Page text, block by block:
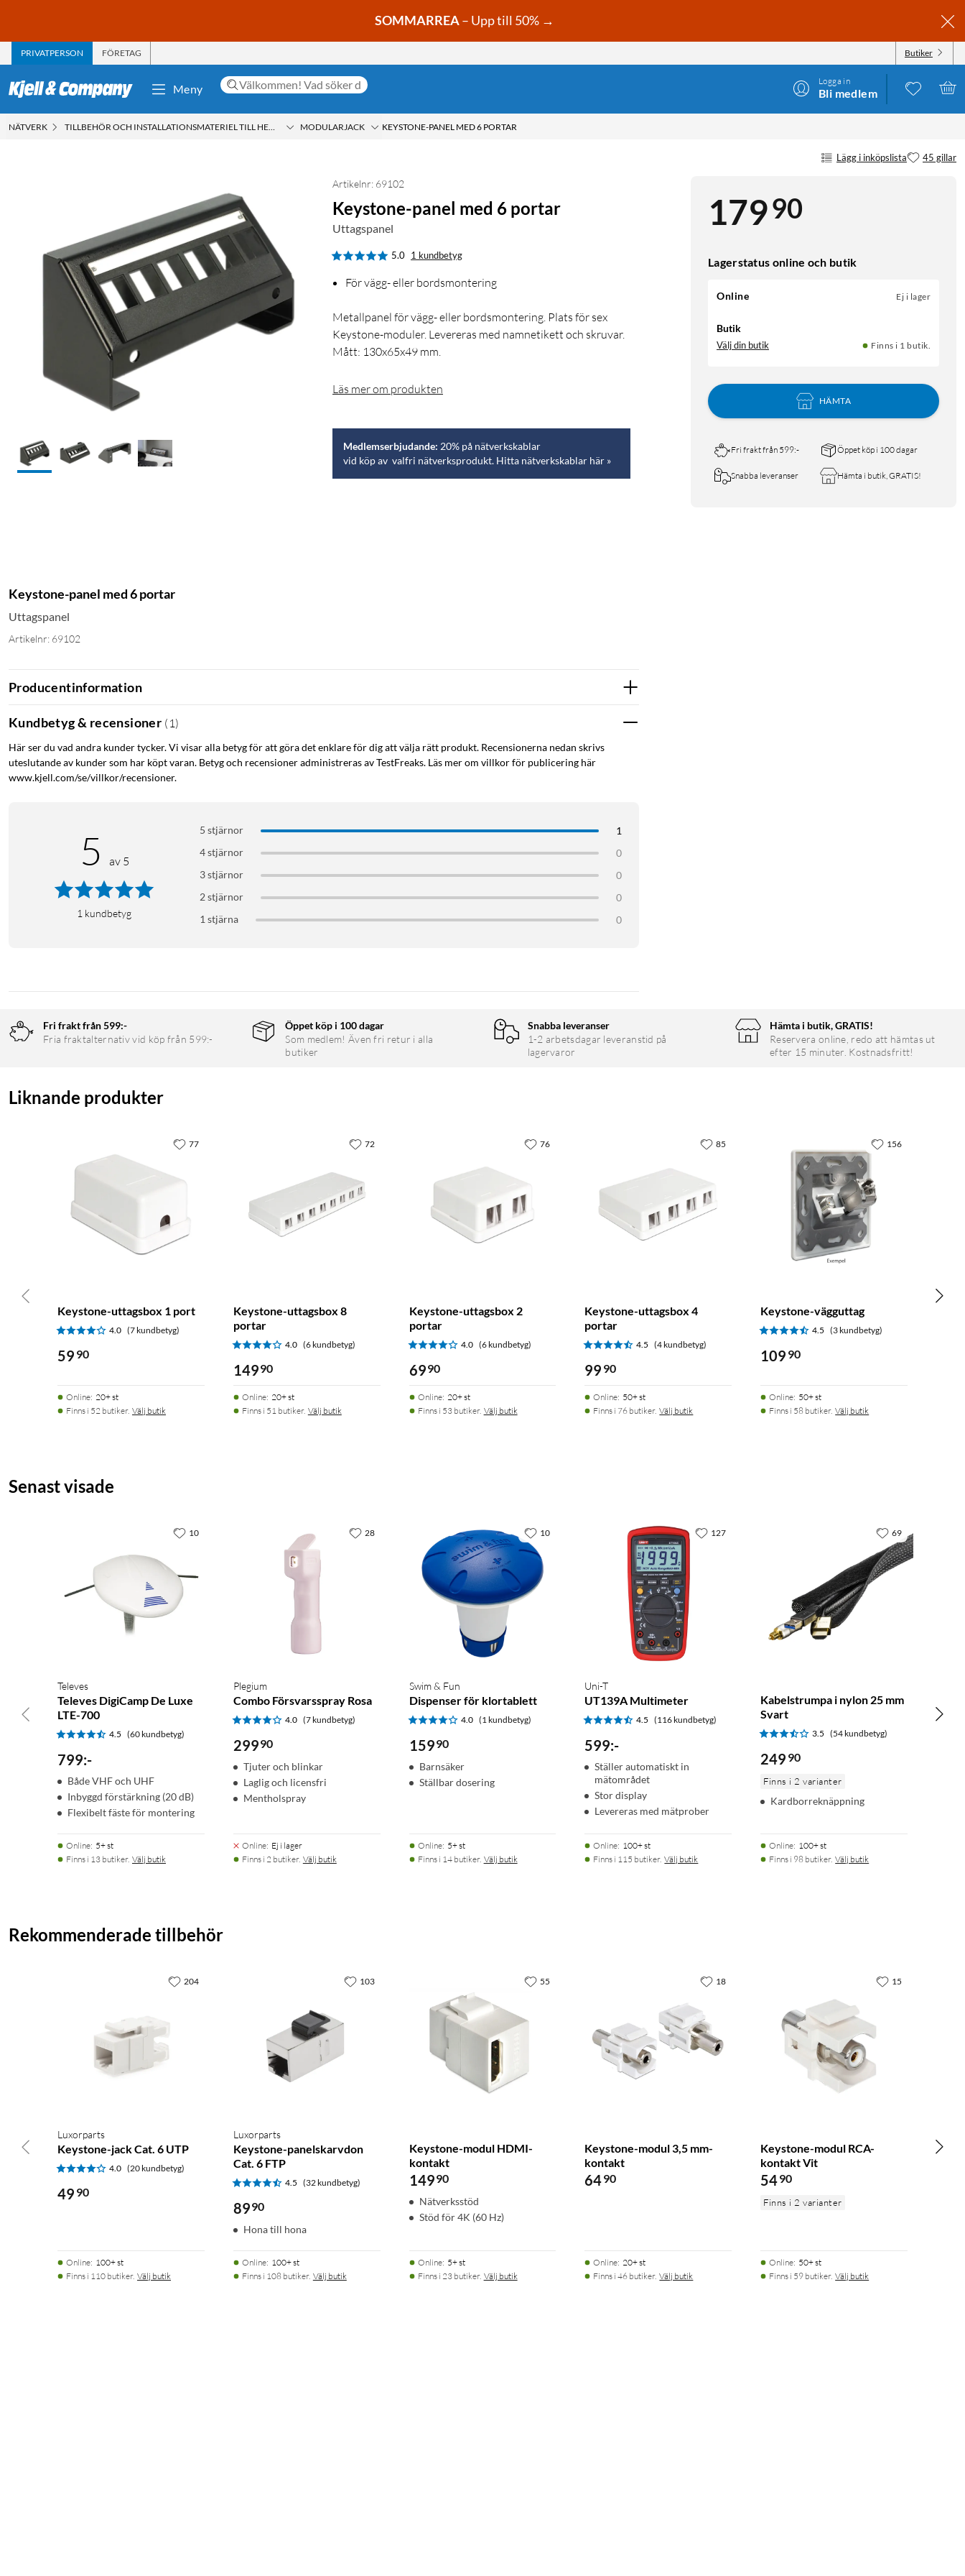
SOMMARREA– Upp till 50% →
PRIVATPERSON FÖRETAG Butiker
Meny
Logga in
Bli medlem
NÄTVERK TILLBEHÖR OCH INSTALLATIONSMATERIEL TILL HEMNÄTVERKMODULARJACK KEYSTONE-PANEL MED 6 PORTAR
Lägg i inköpslista 45 gillar
17990
Lagerstatus online och butik
Online Ej i lager
Butik
Välj din butik Finns i 1 butik.
HÄMTA
Fri frakt från 599:- Öppet köp i 100 dagar
Snabba leveranser Hämta i butik, GRATIS!
Artikelnr: 69102
Keystone-panel med 6 portar
Uttagspanel
5.0 1 kundbetyg
För vägg- eller bordsmontering
Metallpanel för vägg- eller bordsmontering. Plats för sex
Keystone-moduler. Levereras med namnetikett och skruvar.
Mått: 130x65x49 mm.
Läs mer om produkten
Medlemserbjudande: 20% på nätverkskablar
vid köp av valfri nätverksprodukt. Hitta nätverkskablar här »
Keystone-panel med 6 portar
Uttagspanel
Artikelnr: 69102
Producentinformation
Kundbetyg & recensioner ( 1 )
Här ser du vad andra kunder tycker. Vi visar alla betyg för att göra det enklare för dig att välja rätt produkt. Recensionerna nedan skrivs
uteslutande av kunder som har köpt varan. Betyg och recensioner administreras av TestFreaks. Läs mer om villkor för publicering här
www.kjell.com/se/villkor/recensioner.
5 av 5
1 kundbetyg
5 stjärnor
1
4 stjärnor
0
3 stjärnor
0
2 stjärnor
0
1 stjärna
0
Fri frakt från 599:-
Fria fraktalternativ vid köp från 599:-
Öppet köp i 100 dagar
Som medlem! Även fri retur i alla
butiker
Snabba leveranser
1-2 arbetsdagar leveranstid på
lagervaror
Hämta i butik, GRATIS!
Reservera online, redo att hämtas ut
efter 15 minuter. Kostnadsfritt!
Liknande produkter
Keystone-uttagsbox 1 port
4.0 (7 kundbetyg)
59 90
Online: 20+ st
Finns i 52 butiker. Välj butik
77
Keystone-uttagsbox 8
portar
4.0 (6 kundbetyg)
14990
Online: 20+ st
Finns i 51 butiker. Välj butik
72
Keystone-uttagsbox 2
portar
4.0 (6 kundbetyg)
6990
Online: 20+ st
Finns i 53 butiker. Välj butik
76
Keystone-uttagsbox 4
portar
4.5 (4 kundbetyg)
99 90
Online: 50+ st
Finns i 76 butiker. Välj butik
85
Keystone-vägguttag
4.5 (3 kundbetyg)
109 90
Online: 50+ st
Finns i 58 butiker. Välj butik
156
Senast visade
Televes
Televes DigiCamp De Luxe
LTE-700
4.5 (60 kundbetyg)
799:-
Både VHF och UHF
Inbyggd förstärkning (20 dB)
Flexibelt fäste för montering
Online: 5+ st
Finns i 13 butiker. Välj butik
10
Plegium
Combo Försvarsspray Rosa
4.0 (7 kundbetyg)
29990
Tjuter och blinkar
Laglig och licensfri
Mentholspray
Online: Ej i lager
Finns i 2 butiker. Välj butik
28
Swim & Fun
Dispenser för klortablett
4.0 (1 kundbetyg)
15990
Barnsäker
Ställbar dosering
Online: 5+ st
Finns i 14 butiker. Välj butik
10
Uni-T
UT139A Multimeter
4.5 (116 kundbetyg)
599:-
Ställer automatiskt in
mätområdet
Stor display
Levereras med mätprober
Online: 100+ st
Finns i 115 butiker. Välj butik
127
Kabelstrumpa i nylon 25 mm
Svart
3.5 (54 kundbetyg)
249 90
Finns i 2 varianter
Kardborreknäppning
Online: 100+ st
Finns i 98 butiker. Välj butik
69
Rekommenderade tillbehör
Luxorparts
Keystone-jack Cat. 6 UTP
4.0 (20 kundbetyg)
49 90
Online: 100+ st
Finns i 110 butiker. Välj butik
204
Luxorparts
Keystone-panelskarvdon
Cat. 6 FTP
4.5 (32 kundbetyg)
8990
Hona till hona
Online: 100+ st
Finns i 108 butiker. Välj butik
103
Keystone-modul HDMI-
kontakt
14990
Nätverksstöd
Stöd för 4K (60 Hz)
Online: 5+ st
Finns i 23 butiker. Välj butik
55
Keystone-modul 3,5 mm-
kontakt
6490
Online: 20+ st
Finns i 46 butiker. Välj butik
18
Keystone-modul RCA-
kontakt Vit
5490
Finns i 2 varianter
Online: 50+ st
Finns i 59 butiker. Välj butik
15